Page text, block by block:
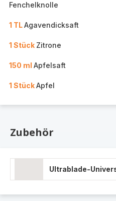
Fenchelknolle
1 TLAgavendicksaft
1 Stück Zitrone
150 ml Apfelsaft
1 StückApfel
Zubehör
Ultrablade-